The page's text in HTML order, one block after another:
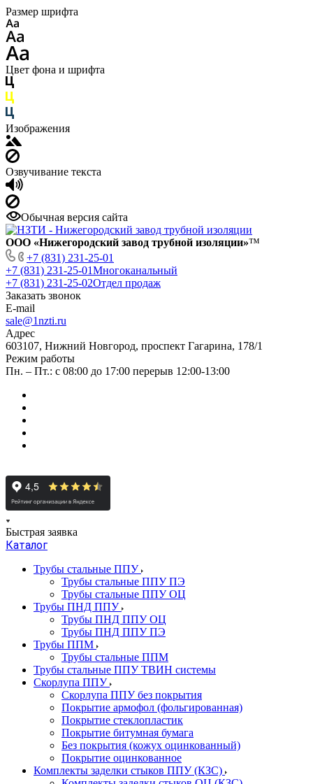
Размер шрифта
Цвет фона и шрифта
Изображения
Озвучивание текста
Обычная версия сайта
ООО «Нижегородский завод трубной изоляции»™
+7 (831) 231-25-01
+7 (831) 231-25-01Многоканальный
+7 (831) 231-25-02Отдел продаж
Заказать звонок
E-mail
sale@1nzti.ru
Адрес
603107, Нижний Новгород, проспект Гагарина, 178/1
Режим работы
Пн. – Пт.: с 08:00 до 17:00 перерыв 12:00-13:00
Быстрая заявка
Каталог
Трубы стальные ППУ
Трубы стальные ППУ ПЭ
Трубы стальные ППУ ОЦ
Трубы ПНД ППУ
Трубы ПНД ППУ ОЦ
Трубы ПНД ППУ ПЭ
Трубы ППМ
Трубы стальные ППМ
Трубы стальные ППУ ТВИН системы
Скорлупа ППУ
Скорлупа ППУ без покрытия
Покрытие армофол (фольгированная)
Покрытие стеклопластик
Покрытие битумная бумага
Без покрытия (кожух оцинкованный)
Покрытие оцинкованное
Комплекты заделки стыков ППУ (КЗС)